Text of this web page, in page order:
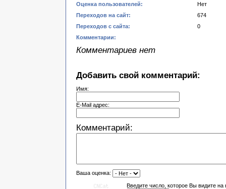
Оценка пользователей:
Нет
Переходов на сайт:
674
Переходов с сайта:
0
Комментарии:
Комментариев нет
Добавить свой комментарий:
Имя:
E-Mail адрес:
Комментарий:
Ваша оценка:
Введите число, которое Вы видите на